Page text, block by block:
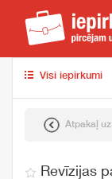
Visi iepirkumi
Atpakaļ
Revīzijas